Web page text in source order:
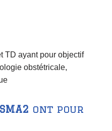
TD ayant pour objectif
obstétricale,
ont pour